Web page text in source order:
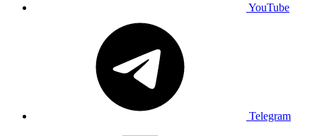
YouTube
Telegram